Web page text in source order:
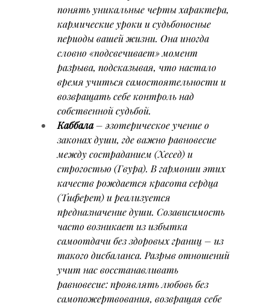
понять уникальные черты характера,
кармические уроки и судьбоносные
периоды вашей жизни. Она иногда
словно «подсвечивает» момент
разрыва, подсказывая, что настало
время учиться самостоятельности и
возвращать себе контроль над
собственной судьбой.
Каббала – эзотерическое учение о
законах души, где важно равновесие
между состраданием (Хесед) и
строгостью (Гвура). В гармонии этих
качеств рождается красота сердца
(Тиферет) и реализуется
предназначение души. Созависимость
часто возникает из избытка
самоотдачи без здоровых границ – из
такого дисбаланса. Разрыв отношений
учит нас восстанавливать
равновесие: проявлять любовь без
самопожертвования, возвращая себе